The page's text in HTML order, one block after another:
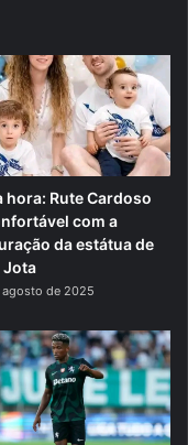
hora: Rute Cardoso
com a
da estátua de
Jota
agosto de 2025